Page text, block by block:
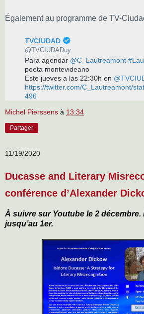
Également au programme de TV-
TVCIUDAD ✔
@TVCIUDADuy
Para agendar @C_Lautreamont #
poeta montevideano
Este jueves a las 22:30h en @
https://twitter.com/C_Lautreamont/
496
Michel Pierssens à 13:34
Partager
11/19/2020
Ducasse and Literary
conférence d’Alexander
À suivre sur Youtube le 2
jusqu’au 1er.